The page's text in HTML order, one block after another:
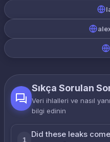
Sıkça Sorulan
Veri ihlalleri ve nasıl
bilgi edinin
1
Did these leaks